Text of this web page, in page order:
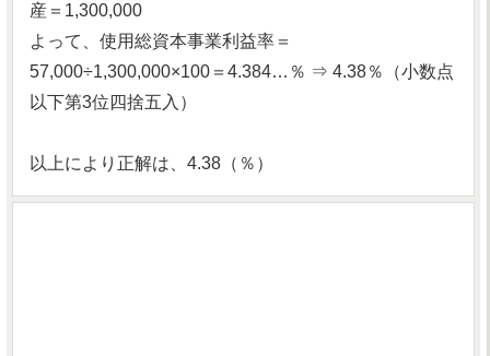
産＝1,300,000
よって、使用総資本事業利益率＝
57,000÷1,300,000×100＝4.384…％ ⇒ 4.38％（小数点
以下第3位四捨五入）
以上により正解は、4.38（％）